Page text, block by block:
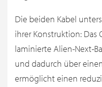
Die beiden Kabel
ihrer Konstruktion: Das
laminierte Alien-Next-
und dadurch über
ermöglicht einen